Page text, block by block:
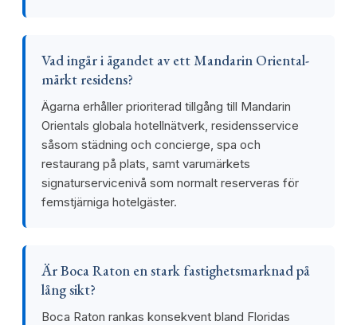
Vad ingår i ägandet av ett Mandarin Oriental-
märkt residens?
Ägarna erhåller prioriterad tillgång till Mandarin
Orientals globala hotellnätverk, residensservice
såsom städning och concierge, spa och
restaurang på plats, samt varumärkets
signaturservicenivå som normalt reserveras för
femstjärniga hotelgäster.
Är Boca Raton en stark fastighetsmarknad på
lång sikt?
Boca Raton rankas konsekvent bland Floridas